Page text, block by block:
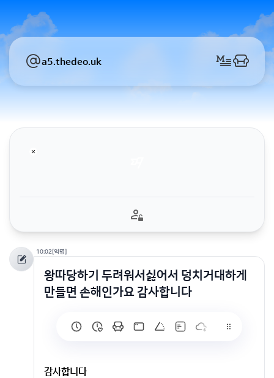
a5.thedeo.uk
10:02[익명]
왕따당하기 두려워서싫어서 덩치거대하게
만들면 손해인가요 감사합니다
감사합니다